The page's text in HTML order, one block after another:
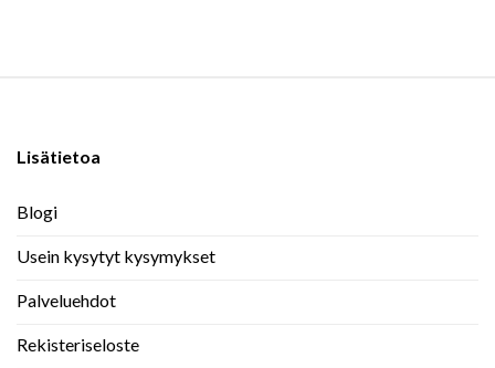
Lisätietoa
Blogi
Usein kysytyt kysymykset
Palveluehdot
Rekisteriseloste